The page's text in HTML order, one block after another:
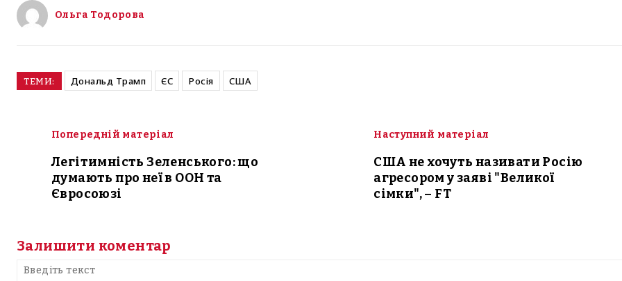
Ольга Тодорова
ТЕМИ: Дональд Трамп ЄС Росія США
Попередній матеріал
Легітимність Зеленського: що
думають про неї в ООН та
Євросоюзі
Наступний матеріал
США не хочуть називати Росію
агресором у заяві "Великої
сімки", – FT
Залишити коментар